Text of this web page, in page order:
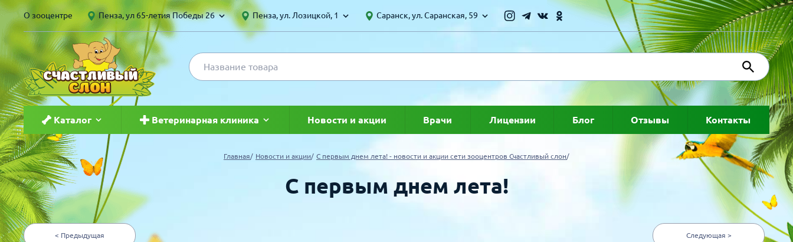
О зооцентре Пенза, ул 65-летия Победы 26 Пенза, ул. Лозицкой, 1 Саранск, ул. Саранская, 59
Каталог
Для кошек
Для собак
Для птиц
Ветеринарная клиника Новости и акции Врачи Лицензии Блог Отзывы Контакты
Главная Новости и акции С первым днем лета! - новости и акции сети зооцентров Счастливый слон
С первым днем лета!
< Предыдущая Следующая >